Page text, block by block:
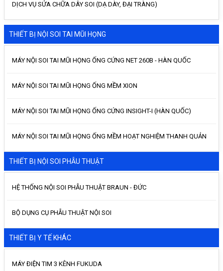
DỊCH VỤ SỬA CHỮA DÂY SOI (DẠ DÀY, ĐẠI TRÀNG)
THIẾT BỊ NỘI SOI TAI MŨI HỌNG
MÁY NỘI SOI TAI MŨI HỌNG ỐNG CỨNG NET 260B - HÀN QUỐC
MÁY NỘI SOI TAI MŨI HỌNG ỐNG MỀM XION
MÁY NỘI SOI TAI MŨI HỌNG ỐNG CỨNG INSIGHT-I (HÀN QUỐC)
MÁY NỘI SOI TAI MŨI HỌNG ỐNG MỀM HOẠT NGHIỆM THANH QUẢN
THIẾT BỊ NỘI SOI PHẪU THUẬT
HỆ THỐNG NỘI SOI PHẪU THUẬT BRAUN - ĐỨC
BỘ DỤNG CỤ PHẪU THUẬT NỘI SOI
THIẾT BỊ Y TẾ KHÁC
MÁY ĐIỆN TIM 3 KÊNH FUKUDA